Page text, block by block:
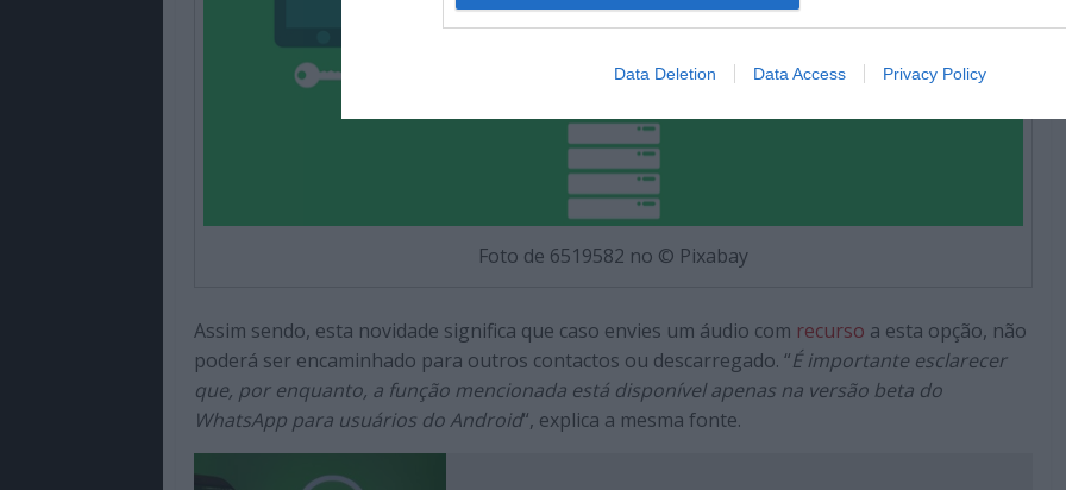
Data Deletion Data Access Privacy Policy
Foto de 6519582 no © Pixabay
Assim sendo, esta novidade significa que caso envies um áudio com recurso a esta opção, não
poderá ser encaminhado para outros contactos ou descarregado. “É importante esclarecer
que, por enquanto, a função mencionada está disponível apenas na versão beta do
WhatsApp para usuários do Android“, explica a mesma fonte.